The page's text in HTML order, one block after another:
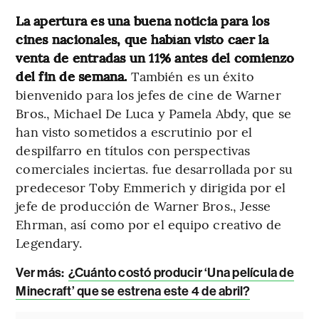
La apertura es una buena noticia para los
cines nacionales, que habían visto caer la
venta de entradas un 11% antes del comienzo
del fin de semana. También es un éxito
bienvenido para los jefes de cine de Warner
Bros., Michael De Luca y Pamela Abdy, que se
han visto sometidos a escrutinio por el
despilfarro en títulos con perspectivas
comerciales inciertas. fue desarrollada por su
predecesor Toby Emmerich y dirigida por el
jefe de producción de Warner Bros., Jesse
Ehrman, así como por el equipo creativo de
Legendary.
Ver más: ¿Cuánto costó producir ‘Una película de
Minecraft’ que se estrena este 4 de abril?